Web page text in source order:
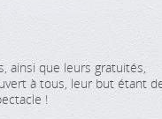
ainsi que leurs gratuités,
à tous, leur but étant
!